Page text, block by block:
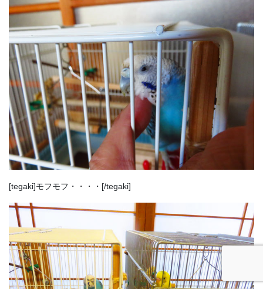
[tegaki]モフモフ・・・・[/tegaki]